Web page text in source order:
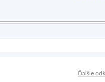
Ďalšie